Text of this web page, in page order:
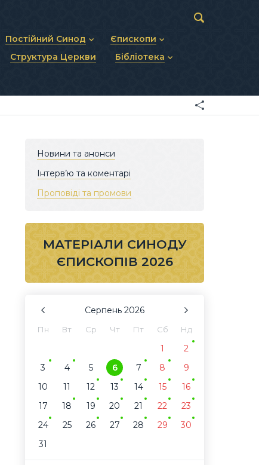
Постійний Синод
Статут Постійного Синоду
Єпископи
Діючі єпископи
Структура Церкви Бібліотека
Матеріали Синодів
Новини та анонси
Інтерв’ю та коментарі
Проповіді та промови
МАТЕРІАЛИ СИНОДУ
ЄПИСКОПІВ 2026
Серпень 2026
Пн Вт Ср Чт Пт Сб Нд
1
2
3
4 5 6 7 8
9
10
11 12 13 14 15
16
17
18 19 20 21 22
23
24
25 26 27 28 29
30
31